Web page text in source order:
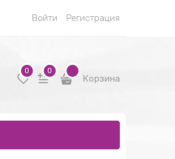
Войти Регистрация
0 0
Корзина